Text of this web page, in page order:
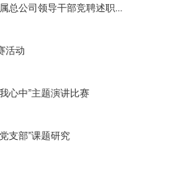
总公司领导干部竞聘述职...
活动
心中”主题演讲比赛
支部”课题研究